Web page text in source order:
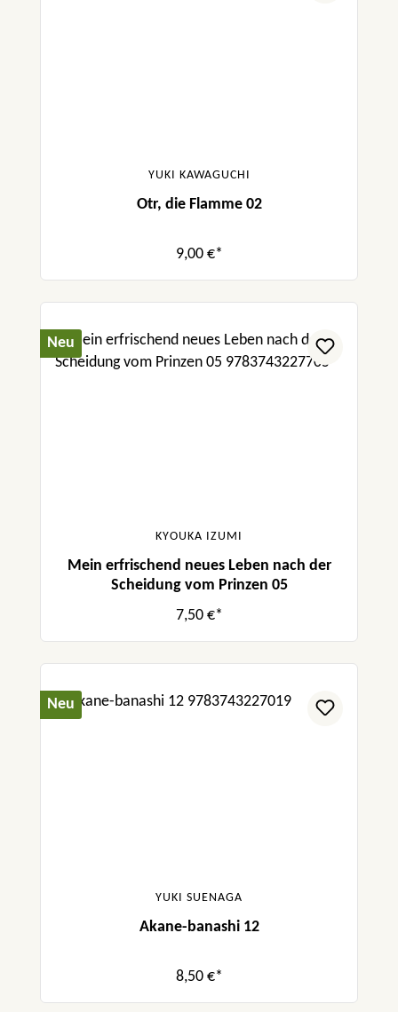
YUKI KAWAGUCHI
Otr, die Flamme 02
9,00 €*
Neu
KYOUKA IZUMI
Mein erfrischend neues Leben nach der
Scheidung vom Prinzen 05
7,50 €*
Neu
YUKI SUENAGA
Akane-banashi 12
8,50 €*